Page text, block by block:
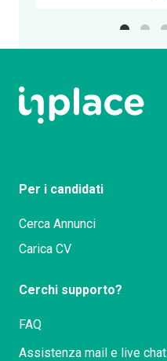
Per i candidati
Cerca Annunci
Carica CV
Cerchi supporto?
FAQ
Assistenza mail e live chat